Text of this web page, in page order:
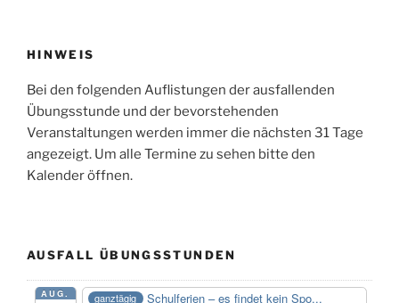
HINWEIS
Bei den folgenden Auflistungen der ausfallenden
Übungsstunde und der bevorstehenden
Veranstaltungen werden immer die nächsten 31 Tage
angezeigt. Um alle Termine zu sehen bitte den
Kalender öffnen.
AUSFALL ÜBUNGSSTUNDEN
AUG. ganztägig Schulferien – es findet kein Spo...